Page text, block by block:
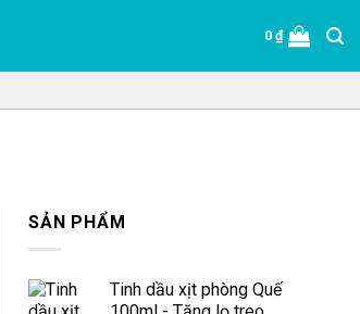
0₫
SẢN PHẨM
Tinh dầu xịt phòng Quế